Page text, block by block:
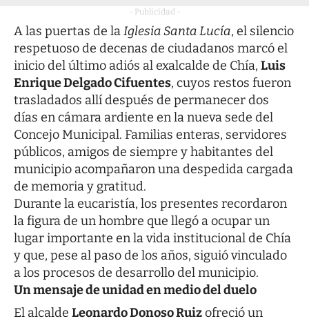
- Publicidad -
A las puertas de laIglesia Santa Lucía, el silencio
respetuoso de decenas de ciudadanos marcó el
inicio del último adiós al exalcalde de Chía, Luis
Enrique Delgado Cifuentes, cuyos restos fueron
trasladados allí después de permanecer dos
días en cámara ardiente en la nueva sede del
Concejo Municipal. Familias enteras, servidores
públicos, amigos de siempre y habitantes del
municipio acompañaron una despedida cargada
de memoria y gratitud.
Durante la eucaristía, los presentes recordaron
la figura de un hombre que llegó a ocupar un
lugar importante en la vida institucional de Chía
y que, pese al paso de los años, siguió vinculado
a los procesos de desarrollo del municipio.
Un mensaje de unidad en medio del duelo
El alcalde Leonardo Donoso Ruizofreció un